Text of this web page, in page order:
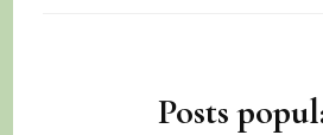
Posts